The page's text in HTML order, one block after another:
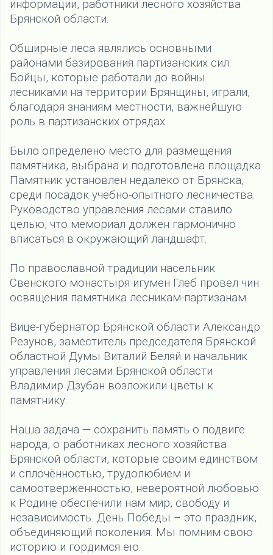
информации, работники лесного хозяйства
Брянской области.
Обширные леса являлись основными
районами базирования партизанских сил.
Бойцы, которые работали до войны
лесниками на территории Брянщины, играли,
благодаря знаниям местности, важнейшую
роль в партизанских отрядах.
Было определено место для размещения
памятника, выбрана и подготовлена площадка.
Памятник установлен недалеко от Брянска,
среди посадок учебно-опытного лесничества.
Руководство управления лесами ставило
целью, что мемориал должен гармонично
вписаться в окружающий ландшафт.
По православной традиции насельник
Свенского монастыря игумен Глеб провел чин
освящения памятника лесникам-партизанам.
Вице-губернатор Брянской области Александр
Резунов, заместитель председателя Брянской
областной Думы Виталий Беляй и начальник
управления лесами Брянской области
Владимир Дзубан возложили цветы к
памятнику.
Наша задача — сохранить память о подвиге
народа, о работниках лесного хозяйства
Брянской области, которые своим единством
и сплочённостью, трудолюбием и
самоотверженностью, невероятной любовью
к Родине обеспечили нам мир, свободу и
независимость. День Победы – это праздник,
объединяющий поколения. Мы помним свою
историю и гордимся ею.